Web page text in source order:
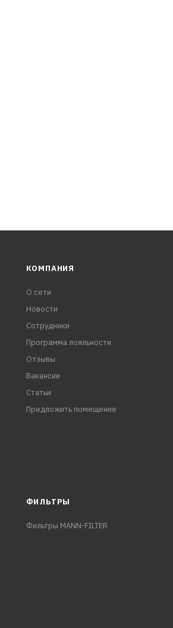
КОМПАНИЯ
О сети
Новости
Сотрудники
Программа лояльности
Отзывы
Вакансии
Статьи
Предложить помещение
ФИЛЬТРЫ
Фильтры MANN-FILTER